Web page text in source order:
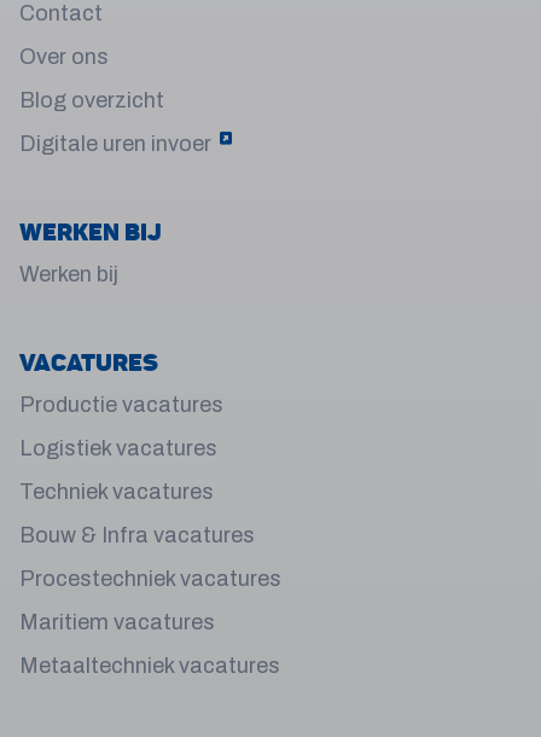
Contact
Over ons
Blog overzicht
Digitale uren invoer
Werken bij
Werken bij
Vacatures
Productie vacatures
Logistiek vacatures
Techniek vacatures
Bouw & Infra vacatures
Procestechniek vacatures
Maritiem vacatures
Metaaltechniek vacatures